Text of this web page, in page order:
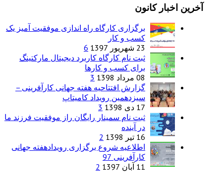
آخرین اخبار کانون
برگزاری کارگاه راه اندازی موفقیت آمیز یک
کسب و کار
23 شهریور 1397
6
ثبت نام کارگاه کاربرد دیجیتال مارکتینگ
برای کسب و کارها
08 مرداد 1398
3
گزارش افتتاحیه هفته جهانی کارآفرینی –
سیزدهمین رویداد کامیتاپ
17 دی 1398
3
ثبت نام سمینار رایگان راز موفقیت فرزند ما
در آینده
16 تیر 1398
2
اطلاعیه شروع برگزاری رویدادهفته جهانی
کارآفرینی 97
11 آبان 1397
2